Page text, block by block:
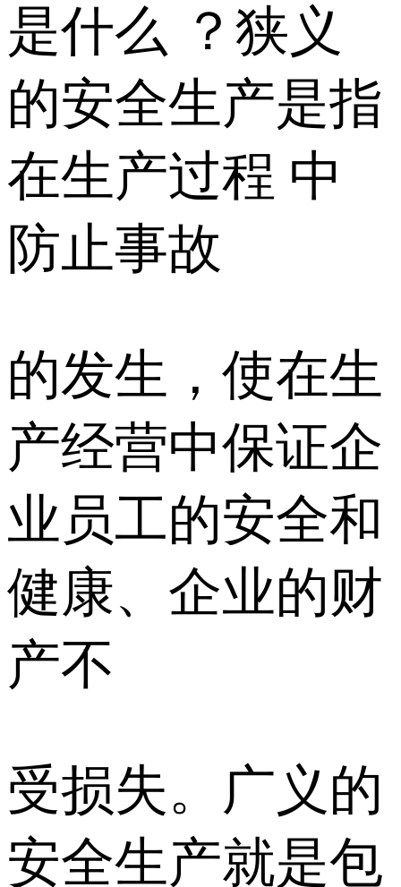
是什么 ？狭义
的安全生产是指
在生产过程 中
防止事故
的发生，使在生
产经营中保证企
业员工的安全和
健康、企业的财
产不
受损失。广义的
安全生产就是包